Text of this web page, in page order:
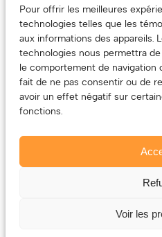
Pour offrir les meilleures
technologies telles que les
aux informations des appareils.
technologies nous permettra
le comportement de navigation
fait de ne pas consentir ou de
avoir un effet négatif sur
fonctions.
Voir les
revient.
(Oui, on va avoir des tarifs
artistes!)
Le contenu (texte et photos)